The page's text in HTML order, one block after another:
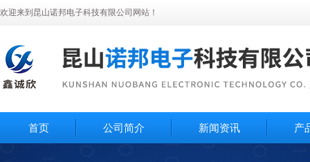
欢迎来到昆山诺邦电子科技有限公司网站！
首页 公司简介 新闻资讯 产